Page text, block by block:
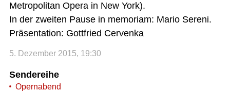
Metropolitan Opera in New York).
In der zweiten Pause in memoriam: Mario Sereni.
Präsentation: Gottfried Cervenka
5. Dezember 2015, 19:30
Sendereihe
Opernabend